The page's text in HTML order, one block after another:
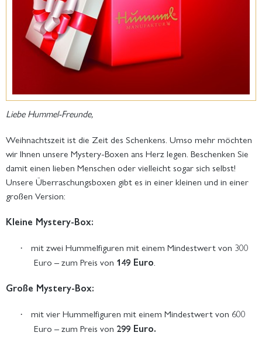
Liebe Hummel-Freunde,
Weihnachtszeit ist die Zeit des Schenkens. Umso mehr möchten
wir Ihnen unsere Mystery-Boxen ans Herz legen. Beschenken Sie
damit einen lieben Menschen oder vielleicht sogar sich selbst!
Unsere Überraschungsboxen gibt es in einer kleinen und in einer
großen Version:
Kleine Mystery-Box:
·
mit zwei Hummelfiguren mit einem Mindestwert von 300
Euro – zum Preis von 149 Euro.
Große Mystery-Box:
·
mit vier Hummelfiguren mit einem Mindestwert von 600
Euro – zum Preis von 299 Euro.